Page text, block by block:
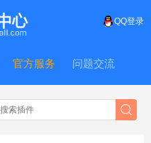
QQ登录
官方服务 问题交流